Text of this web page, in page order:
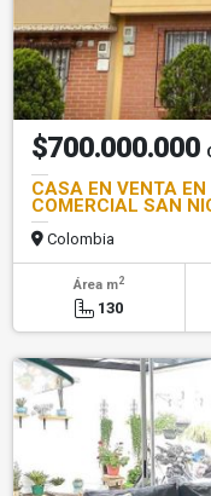
$700.000.000
CASA EN VENTA
COMERCIAL SAN
Colombia
Área m2
130